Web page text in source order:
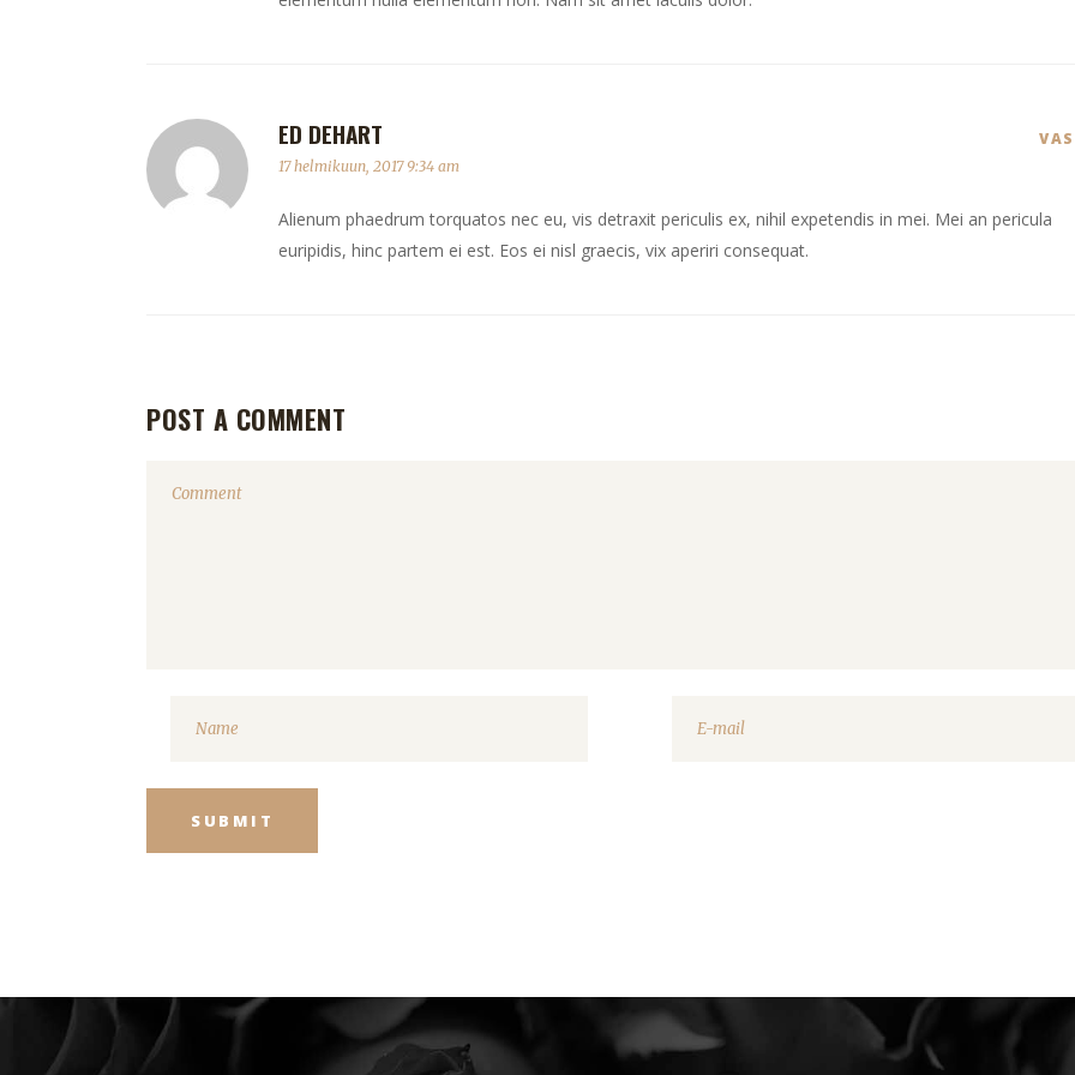
ED DEHART
17 helmikuun, 2017 9:34 am
Alienum phaedrum torquatos nec eu, vis detraxit periculis ex, nihil expetendis in mei. Mei an pericula
euripidis, hinc partem ei est. Eos ei nisl graecis, vix aperiri consequat.
POST A COMMENT